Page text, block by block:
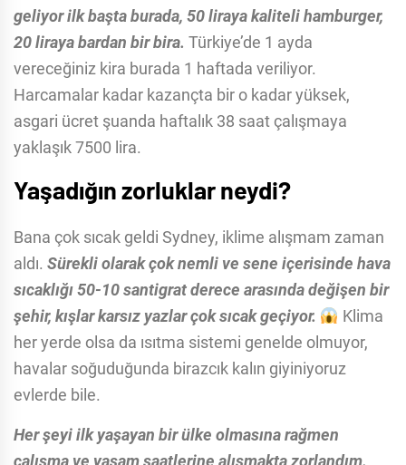
geliyor ilk başta burada, 50 liraya kaliteli hamburger,
20 liraya bardan bir bira. Türkiye’de 1 ayda
vereceğiniz kira burada 1 haftada veriliyor.
Harcamalar kadar kazançta bir o kadar yüksek,
asgari ücret şuanda haftalık 38 saat çalışmaya
yaklaşık 7500 lira.
Yaşadığın zorluklar neydi?
Bana çok sıcak geldi Sydney, iklime alışmam zaman
aldı. Sürekli olarak çok nemli ve sene içerisinde hava
sıcaklığı 50-10 santigrat derece arasında değişen bir
şehir, kışlar karsız yazlar çok sıcak geçiyor.
Klima
her yerde olsa da ısıtma sistemi genelde olmuyor,
havalar soğuduğunda birazcık kalın giyiniyoruz
evlerde bile.
Her şeyi ilk yaşayan bir ülke olmasına rağmen
çalışma ve yasam saatlerine alışmakta zorlandım.